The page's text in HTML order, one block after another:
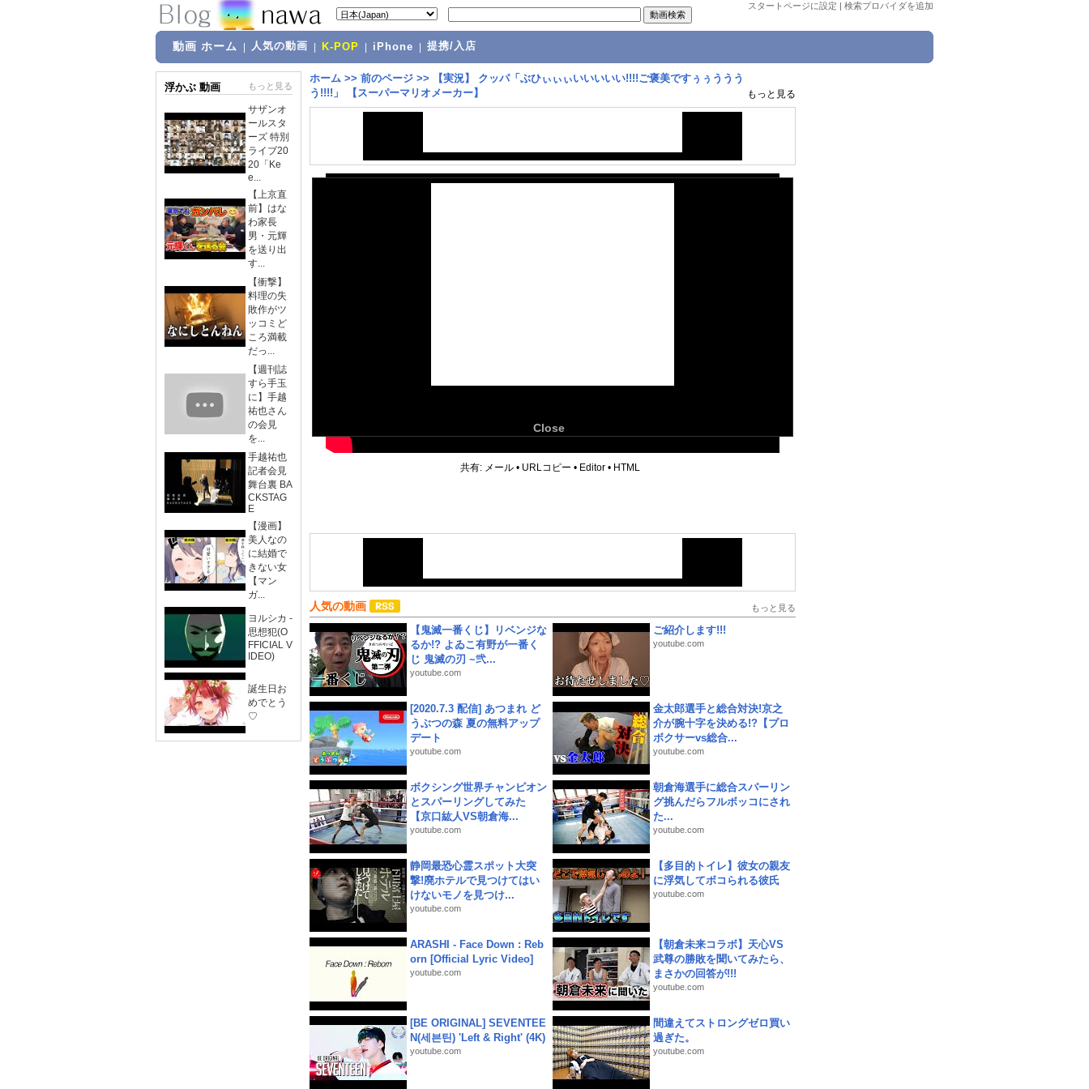
スタートページに設定 | 検索プロバイダを追加
動画 ホーム 人気の動画 K-POP iPhone 提携/入店
浮かぶ 動画 もっと見る
サザンオ
ールスタ
ーズ 特別
ライブ20
20「Ke
e...
【上京直
前】はな
わ家長
男・元輝
を送り出
す...
【衝撃】
料理の失
敗作がツ
ッコミど
ころ満載
だっ...
【週刊誌
すら手玉
に】手越
祐也さん
の会見
を...
手越祐也
記者会見
舞台裏 BA
CKSTAG
E
【漫画】
美人なの
に結婚で
きない女
【マン
ガ...
ヨルシカ -
思想犯(O
FFICIAL V
IDEO)
誕生日お
めでとう
♡
ホーム >> 前のページ >>
【実況】 クッパ「ぶひぃぃぃいいいいい!!!!ご褒美ですぅぅううう
う!!!!」 【スーパーマリオメーカー】
もっと見る
Close
共有: メール • URLコピー • Editor • HTML
人気の動画 もっと見る
【鬼滅一番くじ】リベンジな
るか!? よゐこ有野が一番く
じ 鬼滅の刃 ~弐...
youtube.com
ご紹介します!!!
youtube.com
[2020.7.3 配信] あつまれ ど
うぶつの森 夏の無料アップ
デート
youtube.com
金太郎選手と総合対決!京之
介が腕十字を決める!?【プロ
ボクサーvs総合...
youtube.com
ボクシング世界チャンピオン
とスパーリングしてみた
【京口紘人VS朝倉海...
youtube.com
朝倉海選手に総合スパーリン
グ挑んだらフルボッコにされ
た...
youtube.com
静岡最恐心霊スポット大突
撃!廃ホテルで見つけてはい
けないモノを見つけ...
youtube.com
【多目的トイレ】彼女の親友
に浮気してボコられる彼氏
youtube.com
ARASHI - Face Down : Reb
orn [Official Lyric Video]
youtube.com
【朝倉未来コラボ】天心VS
武尊の勝敗を聞いてみたら、
まさかの回答が!!!
youtube.com
[BE ORIGINAL] SEVENTEE
N(세븐틴) 'Left & Right' (4K)
youtube.com
間違えてストロングゼロ買い
過ぎた。
youtube.com